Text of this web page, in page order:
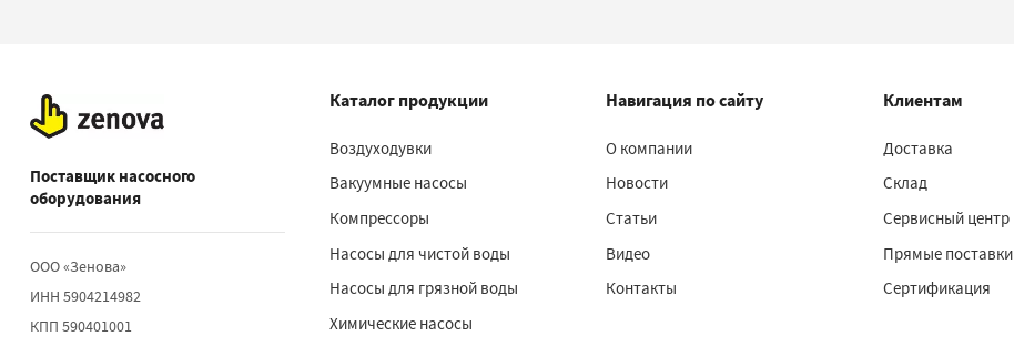
Поставщик насосного
оборудования
ООО «Зенова»
ИНН 5904214982
КПП 590401001
Каталог продукции
Воздуходувки
Вакуумные насосы
Компрессоры
Насосы для чистой воды
Насосы для грязной воды
Химические насосы
Навигация по сайту
О компании
Новости
Статьи
Видео
Контакты
Клиентам
Доставка
Склад
Сервисный центр
Прямые поставки
Сертификация